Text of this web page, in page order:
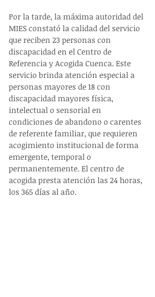
Por la tarde, la máxima autoridad del
MIES constató la calidad del servicio
que reciben 23 personas con
discapacidad en el Centro de
Referencia y Acogida Cuenca. Este
servicio brinda atención especial a
personas mayores de 18 con
discapacidad mayores física,
intelectual o sensorial en
condiciones de abandono o carentes
de referente familiar, que requieren
acogimiento institucional de forma
emergente, temporal o
permanentemente. El centro de
acogida presta atención las 24 horas,
los 365 días al año.